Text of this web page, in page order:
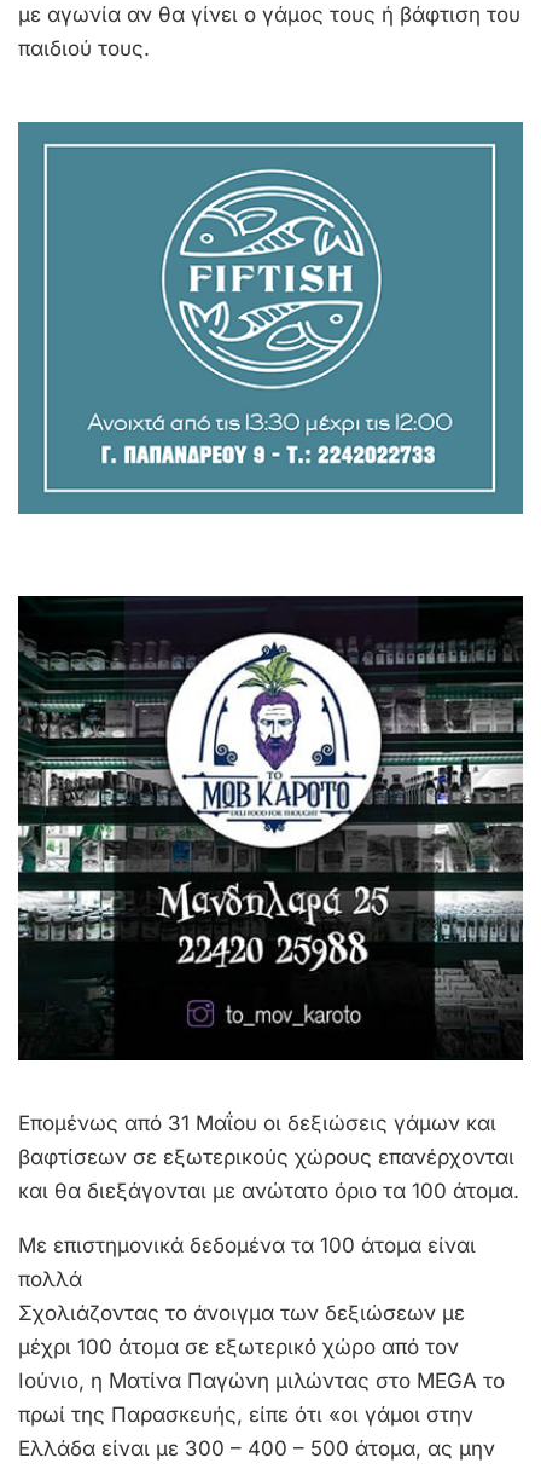
με αγωνία αν θα γίνει ο γάμος τους ή βάφτιση του
παιδιού τους.
Επομένως από 31 Μαΐου οι δεξιώσεις γάμων και
βαφτίσεων σε εξωτερικούς χώρους επανέρχονται
και θα διεξάγονται με ανώτατο όριο τα 100 άτομα.
Με επιστημονικά δεδομένα τα 100 άτομα είναι
πολλά
Σχολιάζοντας το άνοιγμα των δεξιώσεων με
μέχρι 100 άτομα σε εξωτερικό χώρο από τον
Ιούνιο, η Ματίνα Παγώνη μιλώντας στο MEGA το
πρωί της Παρασκευής, είπε ότι «οι γάμοι στην
Ελλάδα είναι με 300 – 400 – 500 άτομα, ας μην